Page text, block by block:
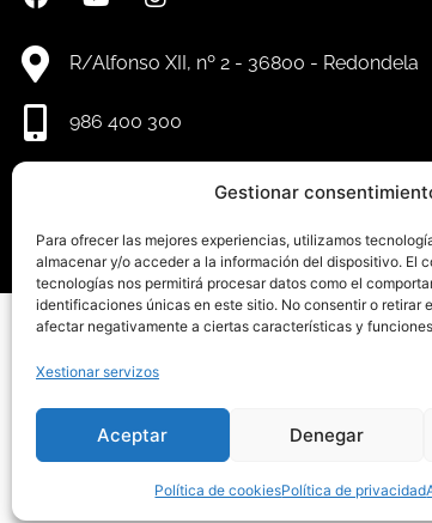
Gestionar
Para ofrecer las mejores experiencias, utilizamos
almacenar y/o acceder a la información del dispositivo. El
tecnologías nos permitirá procesar datos como el
identificaciones únicas en este sitio. No consentir o retirar
afectar negativamente a ciertas características y
Xestionar servizos
Aceptar Denegar
Política de cookiesPolítica de privacidad
R/Alfonso XII, nº 2 - 36800 - Redondela
986 400 300
info@redondela.gal